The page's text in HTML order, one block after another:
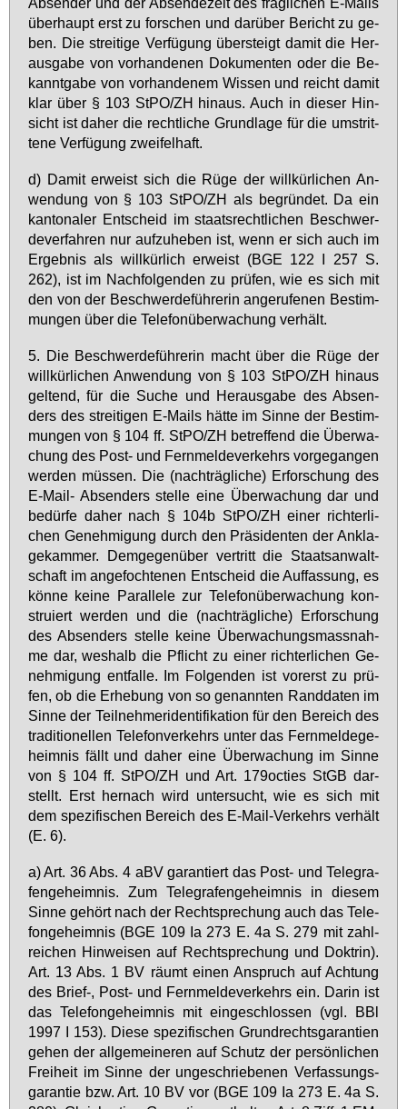
über­haupt erst zu for­schen und dar­über Be­richt zu ge­
ben. Die strei­ti­ge Ver­fü­gung über­steigt da­mit die Her­
aus­ga­be von vor­han­de­nen Do­ku­men­ten oder die Be­
kannt­ga­be von vor­han­de­nem Wis­sen und reicht da­mit
klar über § 103 StPO/ZH hin­aus. Auch in die­ser Hin­
sicht ist da­her die recht­li­che Grund­la­ge für die um­strit­
te­ne Ver­fü­gung zwei­fel­haft.
d) Da­mit er­weist sich die Rü­ge der will­kür­li­chen An­
wen­dung von § 103 StPO/ZH als be­grün­det. Da ein
kan­to­na­ler Ent­scheid im staats­recht­li­chen Be­schwer­
de­ver­fah­ren nur auf­zu­he­ben ist, wenn er sich auch im
Er­geb­nis als will­kür­lich er­weist (BGE 122 I 257 S.
262), ist im Nach­fol­gen­den zu prü­fen, wie es sich mit
den von der Be­schwer­de­füh­re­rin an­ge­ru­fe­nen Be­stim­
mun­gen über die Te­le­fon­über­wa­chung ver­hält.
5. Die Be­schwer­de­füh­re­rin macht über die Rü­ge der
will­kür­li­chen An­wen­dung von § 103 StPO/ZH hin­aus
gel­tend, für die Su­che und Her­aus­ga­be des Ab­sen­
ders des strei­ti­gen E-Mails hät­te im Sin­ne der Be­stim­
mun­gen von § 104 ff. StPO/ZH be­tref­fend die Über­wa­
chung des Post- und Fern­mel­de­ver­kehrs vor­ge­gan­gen
wer­den müs­sen. Die (nach­träg­li­che) Er­for­schung des
E-Mail- Ab­sen­ders stel­le ei­ne Über­wa­chung dar und
be­dür­fe da­her nach § 104b StPO/ZH ei­ner rich­ter­li­
chen Ge­neh­mi­gung durch den Prä­si­den­ten der An­kla­
ge­kam­mer. Dem­ge­gen­über ver­tritt die Staats­an­walt­
schaft im an­ge­foch­te­nen Ent­scheid die Auf­fas­sung, es
kön­ne kei­ne Par­al­le­le zur Te­le­fon­über­wa­chung kon­
stru­iert wer­den und die (nach­träg­li­che) Er­for­schung
des Ab­sen­ders stel­le kei­ne Über­wa­chungs­mass­nah­
me dar, wes­halb die Pflicht zu ei­ner rich­ter­li­chen Ge­
neh­mi­gung ent­fal­le. Im Fol­gen­den ist vor­erst zu prü­
fen, ob die Er­he­bung von so ge­nann­ten Rand­da­ten im
Sin­ne der Teil­neh­me­ri­den­ti­fi­ka­ti­on für den Be­reich des
tra­di­tio­nel­len Te­le­fon­ver­kehrs un­ter das Fern­mel­de­ge­
heim­nis fällt und da­her ei­ne Über­wa­chung im Sin­ne
von § 104 ff. StPO/ZH und Art. 179oc­ties StGB dar­
stellt. Erst her­nach wird un­ter­sucht, wie es sich mit
dem spe­zi­fi­schen Be­reich des E-Mail-Ver­kehrs ver­hält
(E. 6).
a) Art. 36 Abs. 4 aBV ga­ran­tiert das Post- und Te­le­gra­
fen­ge­heim­nis. Zum Te­le­gra­fen­ge­heim­nis in die­sem
Sin­ne ge­hört nach der Recht­spre­chung auch das Te­le­
fon­ge­heim­nis (BGE 109 Ia 273 E. 4a S. 279 mit zahl­
rei­chen Hin­wei­sen auf Recht­spre­chung und Dok­trin).
Art. 13 Abs. 1 BV räumt ei­nen An­spruch auf Ach­tung
des Brief-, Post- und Fern­mel­de­ver­kehrs ein. Dar­in ist
das Te­le­fon­ge­heim­nis mit ein­ge­schlos­sen (vgl. BBl
1997 I 153). Die­se spe­zi­fi­schen Grund­rechts­ga­ran­ti­en
ge­hen der all­ge­mei­ne­ren auf Schutz der per­sön­li­chen
Frei­heit im Sin­ne der un­ge­schrie­be­nen Ver­fas­sungs­
ga­ran­tie bzw. Art. 10 BV vor (BGE 109 Ia 273 E. 4a S.